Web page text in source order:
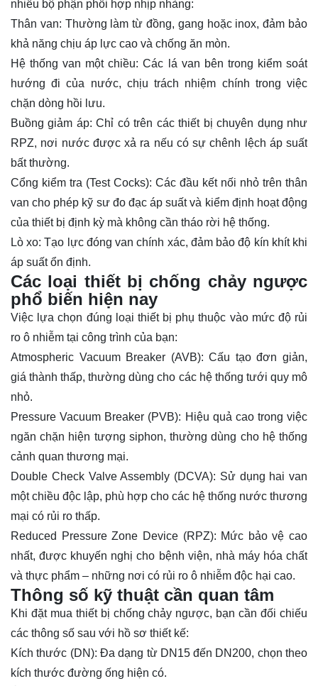
nhiều bộ phận phối hợp nhịp nhàng:
Thân van: Thường làm từ đồng, gang hoặc inox, đảm bảo
khả năng chịu áp lực cao và chống ăn mòn.
Hệ thống van một chiều: Các lá van bên trong kiểm soát
hướng đi của nước, chịu trách nhiệm chính trong việc
chặn dòng hồi lưu.
Buồng giảm áp: Chỉ có trên các thiết bị chuyên dụng như
RPZ, nơi nước được xả ra nếu có sự chênh lệch áp suất
bất thường.
Cổng kiểm tra (Test Cocks): Các đầu kết nối nhỏ trên thân
van cho phép kỹ sư đo đạc áp suất và kiểm định hoạt động
của thiết bị định kỳ mà không cần tháo rời hệ thống.
Lò xo: Tạo lực đóng van chính xác, đảm bảo độ kín khít khi
áp suất ổn định.
Các loại thiết bị chống chảy ngược
phổ biến hiện nay
Việc lựa chọn đúng loại thiết bị phụ thuộc vào mức độ rủi
ro ô nhiễm tại công trình của bạn:
Atmospheric Vacuum Breaker (AVB): Cấu tạo đơn giản,
giá thành thấp, thường dùng cho các hệ thống tưới quy mô
nhỏ.
Pressure Vacuum Breaker (PVB): Hiệu quả cao trong việc
ngăn chặn hiện tượng siphon, thường dùng cho hệ thống
cảnh quan thương mại.
Double Check Valve Assembly (DCVA): Sử dụng hai van
một chiều độc lập, phù hợp cho các hệ thống nước thương
mại có rủi ro thấp.
Reduced Pressure Zone Device (RPZ): Mức bảo vệ cao
nhất, được khuyến nghị cho bệnh viện, nhà máy hóa chất
và thực phẩm – những nơi có rủi ro ô nhiễm độc hại cao.
Thông số kỹ thuật cần quan tâm
Khi đặt mua thiết bị chống chảy ngược, bạn cần đối chiếu
các thông số sau với hồ sơ thiết kế:
Kích thước (DN): Đa dạng từ DN15 đến DN200, chọn theo
kích thước đường ống hiện có.